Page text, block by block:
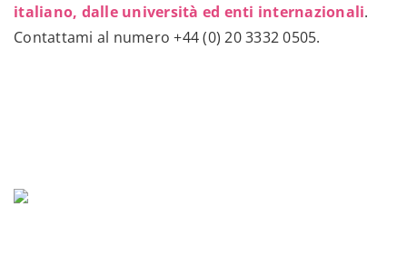
italiano, dalle università ed enti internazionali.
Contattami al numero+44 (0) 20 3332 0505.